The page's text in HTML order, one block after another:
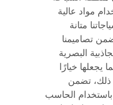
مواد عالية
متانة
براءة اختراع، تضمن تصاميمنا
البصرية
يجعلها خيارًا
ذلك، تضمن
باستخدام الحاسب